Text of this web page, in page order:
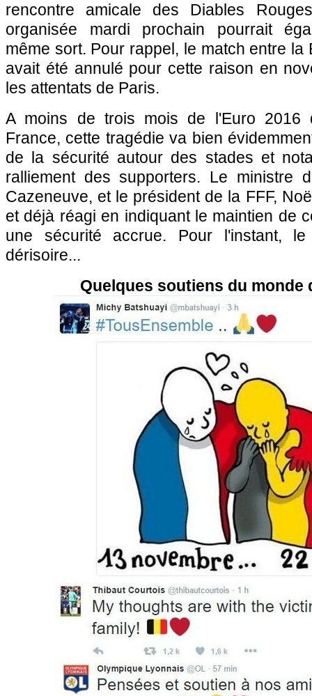
rencontre amicale des Diables
organisée mardi prochain pourrait
même sort. Pour rappel, le match entre la
avait été annulé pour cette raison en
les attentats de Paris.
A moins de trois mois de l'Euro 2016
France, cette tragédie va bien
de la sécurité autour des stades et
ralliement des supporters. Le ministre
Cazeneuve, et le président de la FFF,
et déjà réagi en indiquant le maintien de
une sécurité accrue. Pour l'instant,
dérisoire...
Quelques soutiens du monde